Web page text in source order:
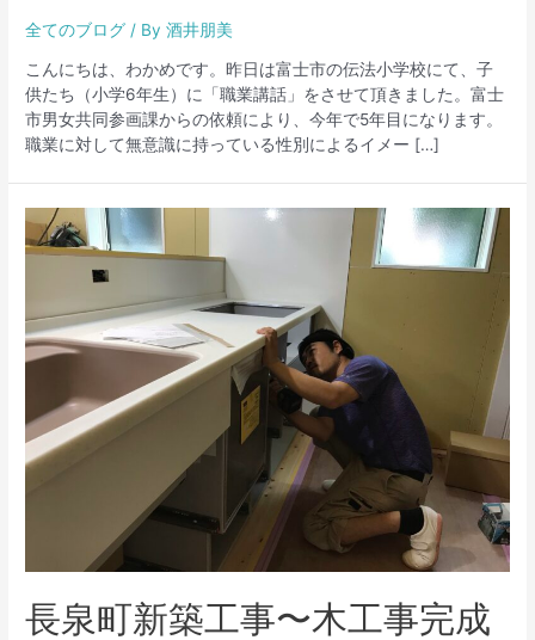
全てのブログ / By酒井朋美
こんにちは、わかめです。昨日は富士市の伝法小学校にて、子
供たち（小学6年生）に「職業講話」をさせて頂きました。富士
市男女共同参画課からの依頼により、今年で5年目になります。
職業に対して無意識に持っている性別によるイメー […]
長泉町新築工事〜木工事完成